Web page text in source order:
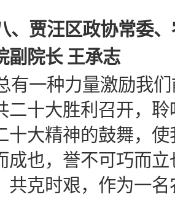
、贾汪区政协常委
副院长 王承志
有一种力量激励我
二十大胜利召开，
十大精神的鼓舞，
成也，誉不可巧而
共克时艰，作为一